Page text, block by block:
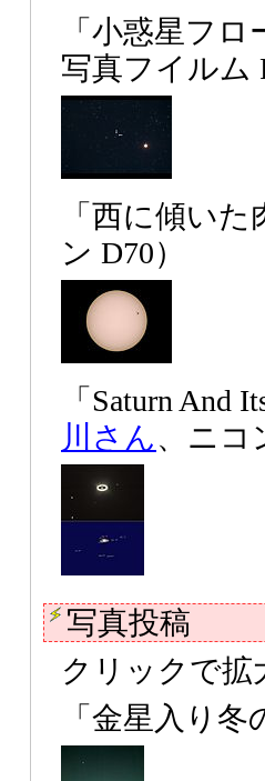
「小惑星フ
写真フイルム
「西に傾い
ン D70）
「Saturn And
川さん、ニコ
写真投稿
クリックで拡
「金星入り